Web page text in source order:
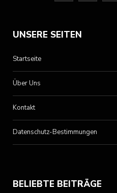
c
k
UNSERE SEITEN
Startseite
Über Uns
Kontakt
Datenschutz-Bestimmungen
BELIEBTE BEITRÄGE